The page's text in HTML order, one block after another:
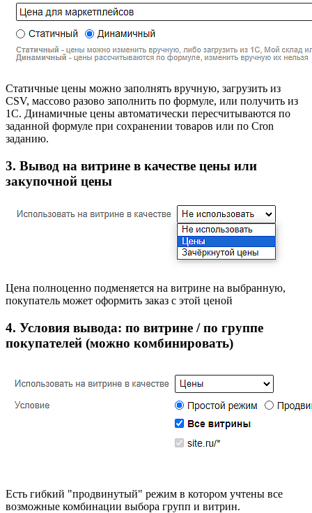
Cтатичные цены можно заполнять вручную, загрузить из
CSV, массово разово заполнить по формуле, или получить из
1С. Динамичные цены автоматически пересчитываются по
заданной формуле при сохранении товаров или по Cron
заданию.
3. Вывод на витрине в качестве цены или
закупочной цены
Цена полноценно подменяется на витрине на выбранную,
покупатель может оформить заказ с этой ценой
4. Условия вывода: по витрине / по группе
покупателей (можно комбинировать)
Есть гибкий "продвинутый" режим в котором учтены все
возможные комбинации выбора групп и витрин.